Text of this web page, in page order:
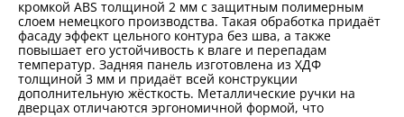
кромкой ABS толщиной 2 мм с защитным полимерным
слоем немецкого производства. Такая обработка придаёт
фасаду эффект цельного контура без шва, а также
повышает его устойчивость к влаге и перепадам
температур. Задняя панель изготовлена из ХДФ
толщиной 3 мм и придаёт всей конструкции
дополнительную жёсткость. Металлические ручки на
дверцах отличаются эргономичной формой, что